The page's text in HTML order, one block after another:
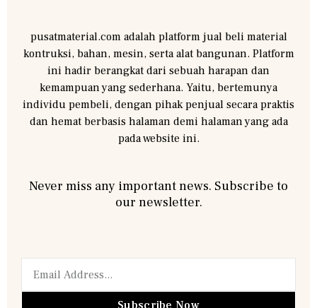
pusatmaterial.com adalah platform jual beli material
kontruksi, bahan, mesin, serta alat bangunan. Platform
ini hadir berangkat dari sebuah harapan dan
kemampuan yang sederhana. Yaitu, bertemunya
individu pembeli, dengan pihak penjual secara praktis
dan hemat berbasis halaman demi halaman yang ada
pada website ini.
Never miss any important news. Subscribe to
our newsletter.